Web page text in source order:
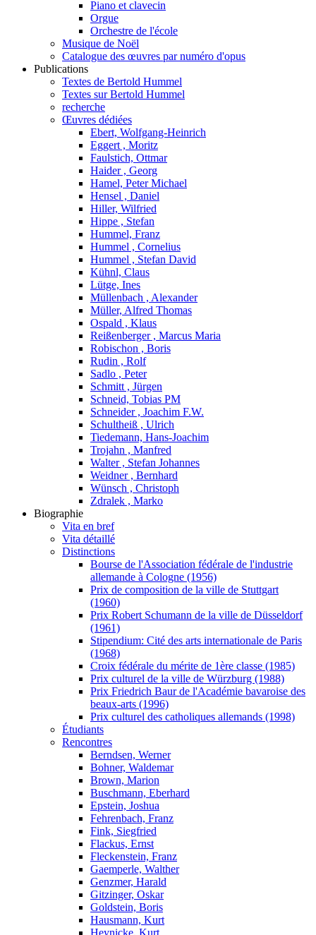
Piano et clavecin
Orgue
Orchestre de l'école
Musique de Noël
Catalogue des œuvres par numéro d'opus
Publications
Textes de Bertold Hummel
Textes sur Bertold Hummel
recherche
Œuvres dédiées
Ebert, Wolfgang-Heinrich
Eggert , Moritz
Faulstich, Ottmar
Haider , Georg
Hamel, Peter Michael
Hensel , Daniel
Hiller, Wilfried
Hippe , Stefan
Hummel, Franz
Hummel , Cornelius
Hummel , Stefan David
Kühnl, Claus
Lütge, Ines
Müllenbach , Alexander
Müller, Alfred Thomas
Ospald , Klaus
Reißenberger , Marcus Maria
Robischon , Boris
Rudin , Rolf
Sadlo , Peter
Schmitt , Jürgen
Schneid, Tobias PM
Schneider , Joachim F.W.
Schultheiß , Ulrich
Tiedemann, Hans-Joachim
Trojahn , Manfred
Walter , Stefan Johannes
Weidner , Bernhard
Wünsch , Christoph
Zdralek , Marko
Biographie
Vita en bref
Vita détaillé
Distinctions
Bourse de l'Association fédérale de l'industrie
allemande à Cologne (1956)
Prix de composition de la ville de Stuttgart
(1960)
Prix Robert Schumann de la ville de Düsseldorf
(1961)
Stipendium: Cité des arts internationale de Paris
(1968)
Croix fédérale du mérite de 1ère classe (1985)
Prix culturel de la ville de Würzburg (1988)
Prix Friedrich Baur de l'Académie bavaroise des
beaux-arts (1996)
Prix culturel des catholiques allemands (1998)
Étudiants
Rencontres
Berndsen, Werner
Bohner, Waldemar
Brown, Marion
Buschmann, Eberhard
Epstein, Joshua
Fehrenbach, Franz
Fink, Siegfried
Flackus, Ernst
Fleckenstein, Franz
Gaemperle, Walther
Genzmer, Harald
Gitzinger, Oskar
Goldstein, Boris
Hausmann, Kurt
Heynicke, Kurt